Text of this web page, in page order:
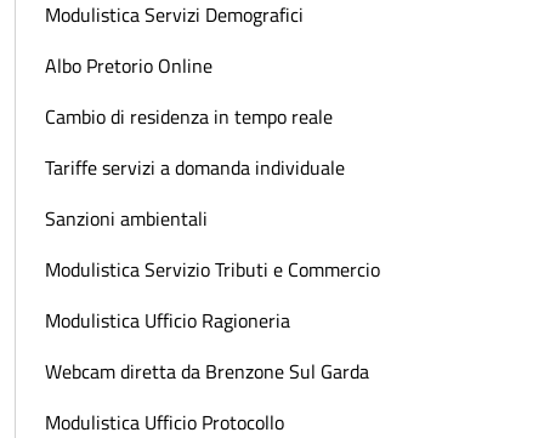
Modulistica Servizi Demografici
Albo Pretorio Online
Cambio di residenza in tempo reale
Tariffe servizi a domanda individuale
Sanzioni ambientali
Modulistica Servizio Tributi e Commercio
Modulistica Ufficio Ragioneria
Webcam diretta da Brenzone Sul Garda
Modulistica Ufficio Protocollo